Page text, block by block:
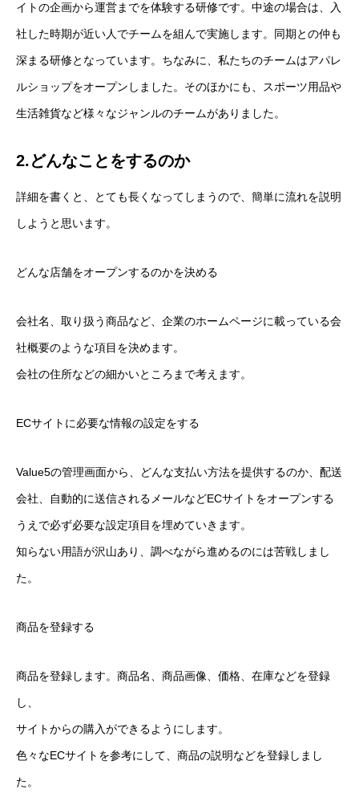
イトの企画から運営までを体験する研修です。中途の場合は、入
社した時期が近い人でチームを組んで実施します。同期との仲も
深まる研修となっています。ちなみに、私たちのチームはアパレ
ルショップをオープンしました。そのほかにも、スポーツ用品や
生活雑貨など様々なジャンルのチームがありました。
2.どんなことをするのか
詳細を書くと、とても長くなってしまうので、簡単に流れを説明
しようと思います。
どんな店舗をオープンするのかを決める
会社名、取り扱う商品など、企業のホームページに載っている会
社概要のような項目を決めます。
会社の住所などの細かいところまで考えます。
ECサイトに必要な情報の設定をする
Value5の管理画面から、どんな支払い方法を提供するのか、配送
会社、自動的に送信されるメールなどECサイトをオープンする
うえで必ず必要な設定項目を埋めていきます。
知らない用語が沢山あり、調べながら進めるのには苦戦しまし
た。
商品を登録する
商品を登録します。商品名、商品画像、価格、在庫などを登録
し、
サイトからの購入ができるようにします。
色々なECサイトを参考にして、商品の説明などを登録しまし
た。